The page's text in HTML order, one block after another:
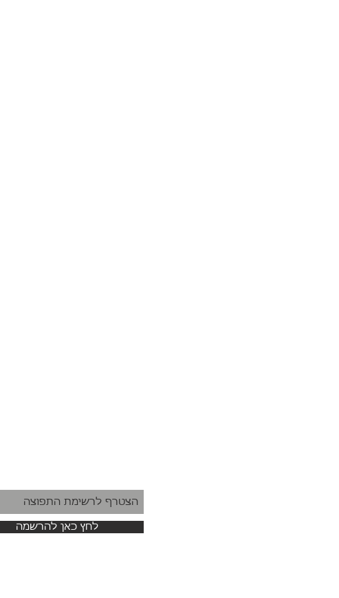
לחץ כאן להרשמה